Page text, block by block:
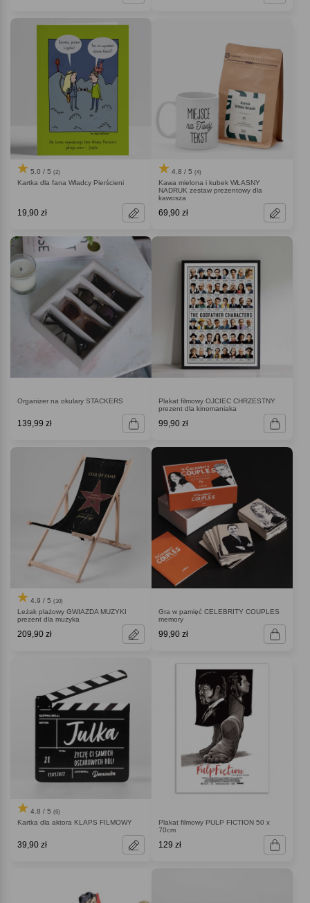
5.0 / 5 (2)
Kartka dla fana Władcy Pierścieni
19,90 zł
4.8 / 5 (4)
Kawa mielona i kubek WŁASNY
NADRUK zestaw prezentowy dla
kawosza
69,90 zł
Organizer na okulary STACKERS
139,99 zł
Plakat filmowy OJCIEC CHRZESTNY
prezent dla kinomaniaka
99,90 zł
4.9 / 5 (10)
Leżak plażowy GWIAZDA MUZYKI
prezent dla muzyka
209,90 zł
Gra w pamięć CELEBRITY COUPLES
memory
99,90 zł
4.8 / 5 (6)
Kartka dla aktora KLAPS FILMOWY
39,90 zł
Plakat filmowy PULP FICTION 50 x
70cm
129 zł